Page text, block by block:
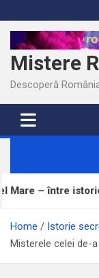
to
content
Mistere
Descoperă
legendă și
Home
Istorie
Misterele celei de-